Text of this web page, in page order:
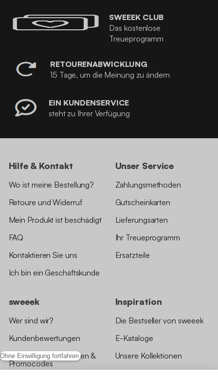
Ohne Einwilligung fortfahren
SWEEEK CLUB
Das kostenlose
Treueprogramm
RETOURENABWICKLUNG
15 Tage, um die Meinung zu ändern
EIN KUNDENSERVICE
steht zu Ihrer Verfügung
Hilfe & Kontakt
Wo ist meine Bestellung?
Retoure und Widerruf
Mein Produkt ist beschädigt
FAQ
Kontaktieren Sie uns
Ich bin ein Geschäftskunde
Unser Service
Zahlungsmethoden
Gutscheinkarten
Lieferungsarten
Ihr Treueprogramm
Ersatzteile
sweeek
Wer sind wir?
Kundenbewertungen
*Angebotsbedingungen &
Promocodes
Inspiration
Die Bestseller von sweeek
E-Kataloge
Unsere Kollektionen